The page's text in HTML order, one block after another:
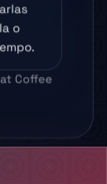
o
Coffee